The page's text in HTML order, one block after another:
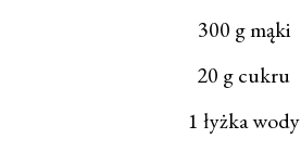
300 g mąki
20 g cukru
1 łyżka wody